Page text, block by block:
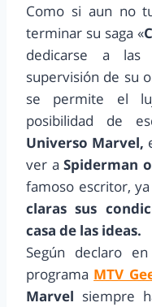
Como si aun no
terminar su saga «
dedicarse a
supervisión de su
se permite el
posibilidad de
Universo Marvel,
ver aSpiderman
famoso escritor,
claras sus
casa de las ideas.
Según declaro
programa MTV
Marvel siempre